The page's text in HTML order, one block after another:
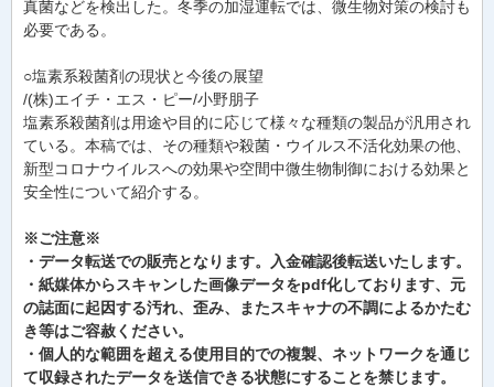
真菌などを検出した。冬季の加湿運転では、微生物対策の検討も
必要である。
○塩素系殺菌剤の現状と今後の展望
/(株)エイチ・エス・ピー/小野朋子
塩素系殺菌剤は用途や目的に応じて様々な種類の製品が汎用され
ている。本稿では、その種類や殺菌・ウイルス不活化効果の他、
新型コロナウイルスへの効果や空間中微生物制御における効果と
安全性について紹介する。
※ご注意※
・データ転送での販売となります。入金確認後転送いたします。
・紙媒体からスキャンした画像データをpdf化しております、元
の誌面に起因する汚れ、歪み、またスキャナの不調によるかたむ
き等はご容赦ください。
・個人的な範囲を超える使用目的での複製、ネットワークを通じ
て収録されたデータを送信できる状態にすることを禁じます。